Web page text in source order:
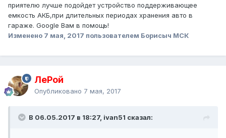
приятелю лучше подойдет устройство поддерживающее
емкость АКБ,при длительных периодах хранения авто в
гараже. Google Вам в помощь!
Изменено 7 мая, 2017 пользователем Борисыч МСК
ЛеРой
Опубликовано 7 мая, 2017
В 06.05.2017 в 18:27, ivan51 сказал: